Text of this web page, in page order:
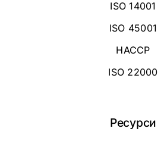
ISO 14001
ISO 45001
HACCP
ISO 22000
Ресурси